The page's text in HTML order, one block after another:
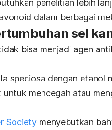
penelitian lebih
dalam berbagai
sel
bisa menjadi agen
speciosa dengan etanol
untuk mencegah atau
Society menyebutkan